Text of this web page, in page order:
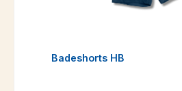
Badeshorts HB